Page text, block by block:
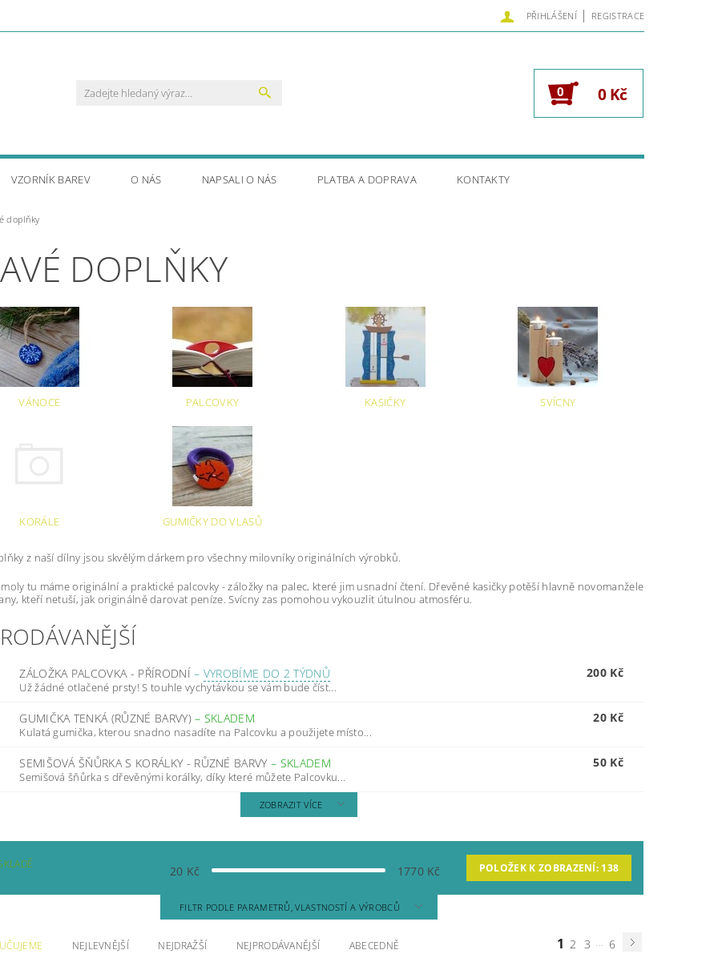
PŘIHLÁŠENÍ | REGISTRACE
0 0 Kč
VZORNÍK BAREV O NÁS NAPSALI O NÁS PLATBA A DOPRAVA KONTAKTY
doplňky
DOPLŇKY
VÁNOCE PALCOVKY KASIČKY SVÍCNY
KORÁLE GUMIČKY DO VLASŮ
z naší dílny jsou skvělým dárkem pro všechny milovníky originálních výrobků.
tu máme originální a praktické palcovky - záložky na palec, které jim usnadní čtení. Dřevěné kasičky potěší hlavně novomanžele
kteří netuší, jak originálně darovat peníze. Svícny zas pomohou vykouzlit útulnou atmosféru.
ZÁLOŽKA PALCOVKA - PŘÍRODNÍ– VYROBÍME DO 2 TÝDNŮ
Už žádné otlačené prsty! S touhle vychytávkou se vám bude číst...
200 Kč
GUMIČKA TENKÁ (RŮZNÉ BARVY)– SKLADEM
Kulatá gumička, kterou snadno nasadíte na Palcovku a použijete místo...
20 Kč
SEMIŠOVÁ ŠŇŮRKA S KORÁLKY - RŮZNÉ BARVY– SKLADEM
Semišová šňůrka s dřevěnými korálky, díky které můžete Palcovku...
50 Kč
ZOBRAZIT VÍCE
20 Kč 1770Kč POLOŽEK K ZOBRAZENÍ: 138
FILTR PODLE PARAMETRŮ, VLASTNOSTÍ A VÝROBCŮ
NEJLEVNĚJŠÍ NEJDRAŽŠÍ NEJPRODÁVANĚJŠÍ ABECEDNĚ 1 2 3 ... 6